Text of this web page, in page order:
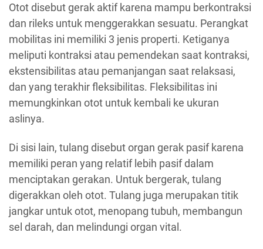
Otot disebut gerak aktif karena mampu berkontraksi
dan rileks untuk menggerakkan sesuatu. Perangkat
mobilitas ini memiliki 3 jenis properti. Ketiganya
meliputi kontraksi atau pemendekan saat kontraksi,
ekstensibilitas atau pemanjangan saat relaksasi,
dan yang terakhir fleksibilitas. Fleksibilitas ini
memungkinkan otot untuk kembali ke ukuran
aslinya.
Di sisi lain, tulang disebut organ gerak pasif karena
memiliki peran yang relatif lebih pasif dalam
menciptakan gerakan. Untuk bergerak, tulang
digerakkan oleh otot. Tulang juga merupakan titik
jangkar untuk otot, menopang tubuh, membangun
sel darah, dan melindungi organ vital.